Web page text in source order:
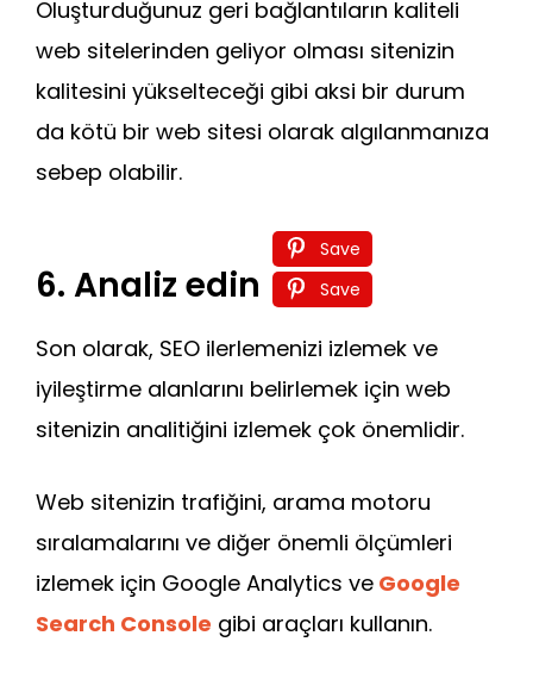
Oluşturduğunuz geri bağlantıların kaliteli
web sitelerinden geliyor olması sitenizin
kalitesini yükselteceği gibi aksi bir durum
da kötü bir web sitesi olarak algılanmanıza
sebep olabilir.
Save
Save
6. Analiz edin
Son olarak, SEO ilerlemenizi izlemek ve
iyileştirme alanlarını belirlemek için web
sitenizin analitiğini izlemek çok önemlidir.
Web sitenizin trafiğini, arama motoru
sıralamalarını ve diğer önemli ölçümleri
izlemek için Google Analytics ve Google
Search Console gibi araçları kullanın.